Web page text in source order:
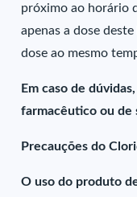
próximo ao horário
apenas a dose
dose ao mesmo
Em caso de
farmacêutico ou de
Precauções do
O uso do produto